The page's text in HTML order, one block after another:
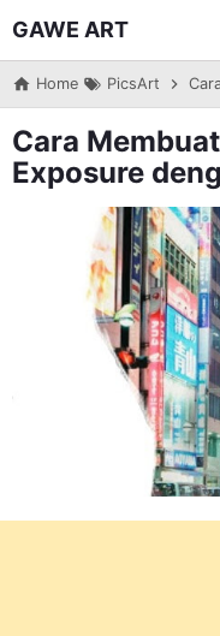
GAWE ART
Home PicsArt
Cara
Exposure